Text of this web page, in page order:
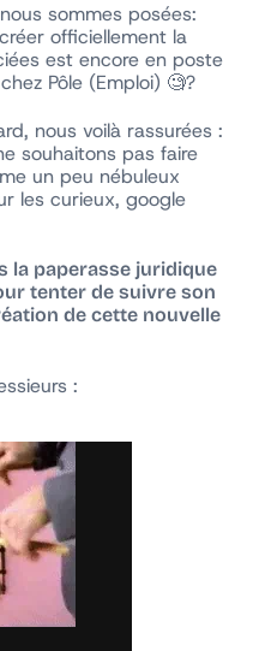
sommes posées:
officiellement la
est encore en poste
Pôle (Emploi) 🧐?
nous voilà rassurées :
souhaitons pas faire
un peu nébuleux
les curieux, google
la paperasse juridique
tenter de suivre son
de cette nouvelle
: